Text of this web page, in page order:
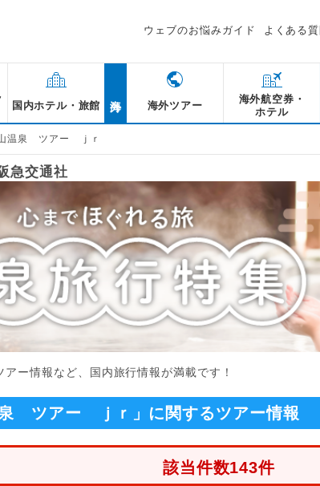
ウェブのお悩みガイド よくある質
国内ホテル・旅館 海外ツアー
海外航空券・
ホテル
温泉 ツアー ｊｒ
急交通社
ー情報など、国内旅行情報が満載です！
泉 ツアー ｊｒ」に関するツアー情報
該当件数143件